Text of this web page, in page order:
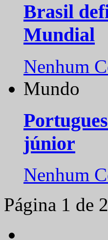
Brasil
Mundial
Nenhum
Mundo
júnior
Nenhum
Página 1 de